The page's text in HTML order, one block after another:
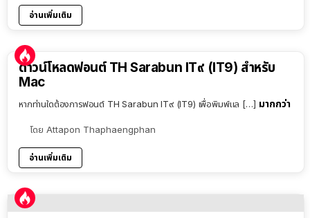
อ่านเพิ่มเติม
ดาวน์โหลดฟอนต์ TH Sarabun IT๙ (IT9) สำหรับ
Mac
หากท่านใดต้องการฟอนต์ TH Sarabun IT๙ (IT9) เพื่อพิมพ์แล […] มากกว่า
โดย Attapon Thaphaengphan
อ่านเพิ่มเติม